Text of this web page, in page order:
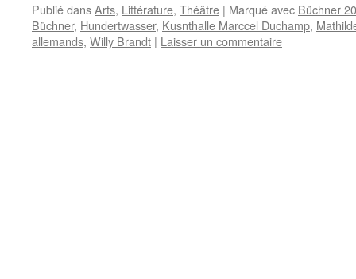
Publié dansArts, Littérature, Théâtre | Marqué avec Büchner
Büchner, Hundertwasser, Kusnthalle Marccel Duchamp,
allemands, Willy Brandt | Laisser un commentaire